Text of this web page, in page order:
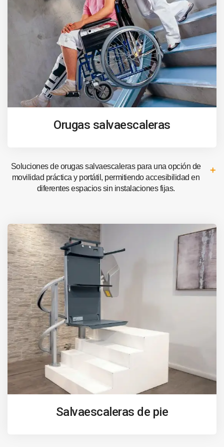
Orugas salvaescaleras
Soluciones de orugas salvaescaleras para una opción de
movilidad práctica y portátil, permitiendo accesibilidad en
diferentes espacios sin instalaciones fijas.
Salvaescaleras de pie